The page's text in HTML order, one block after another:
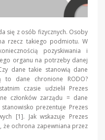
się z osób fizycznych. Osoby
rzecz takiego podmiotu. W
pozyskiwania i
organu na potrzeby danej
dane takie stanowią dane
dane chronione RODO?
czasie udzielił Prezes
członków zarządu = dane
prezentuje Prezes
[1]. Jak wskazuje Prezes
że ochrona zapewniana przez